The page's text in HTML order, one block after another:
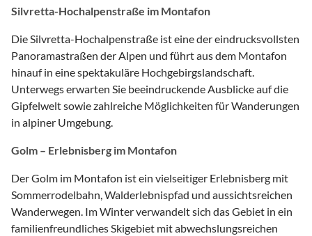
Silvretta-Hochalpenstraße im Montafon
Die Silvretta-Hochalpenstraße ist eine der eindrucksvollsten
Panoramastraßen der Alpen und führt aus dem Montafon
hinauf in eine spektakuläre Hochgebirgslandschaft.
Unterwegs erwarten Sie beeindruckende Ausblicke auf die
Gipfelwelt sowie zahlreiche Möglichkeiten für Wanderungen
in alpiner Umgebung.
Golm – Erlebnisberg im Montafon
Der Golm im Montafon ist ein vielseitiger Erlebnisberg mit
Sommerrodelbahn, Walderlebnispfad und aussichtsreichen
Wanderwegen. Im Winter verwandelt sich das Gebiet in ein
familienfreundliches Skigebiet mit abwechslungsreichen